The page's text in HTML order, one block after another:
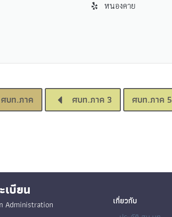
หนองคาย
บท.ภาค ศบท.ภาค 3 ศบท.ภาค 5
เบียน
Administration
เกี่ยวกับ